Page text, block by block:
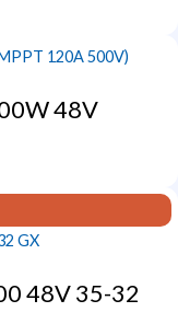
48V
48V 35-32